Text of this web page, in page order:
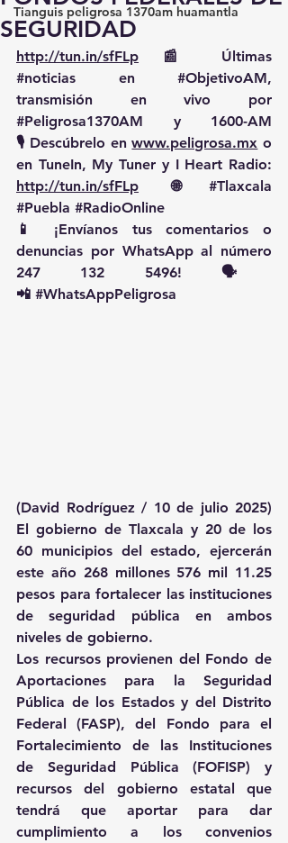
Tianguis peligrosa 1370am huamantla
SEGURIDAD
http://tun.in/sfFLp
#noticias en #ObjetivoAM,
#Peligrosa1370AM y 1600-AM
🎙️ Descúbrelo en www.peligrosa.mx o
http://tun.in/sfFLp 🌐 #Tlaxcala
#Puebla #RadioOnline
📱 ¡Envíanos tus comentarios o
denuncias por WhatsApp al número
247 132 5496! 🗣️
📲 #WhatsAppPeligrosa
(David Rodríguez / 10 de julio 2025)
El gobierno de Tlaxcala y 20 de los
60 municipios del estado, ejercerán
este año 268 millones 576 mil 11.25
pesos para fortalecer las instituciones
de seguridad pública en ambos
niveles de gobierno.
Los recursos provienen del Fondo de
Aportaciones para la Seguridad
Pública de los Estados y del Distrito
Federal (FASP), del Fondo para el
Fortalecimiento de las Instituciones
de Seguridad Pública (FOFISP) y
recursos del gobierno estatal que
tendrá que aportar para dar
cumplimiento a los convenios